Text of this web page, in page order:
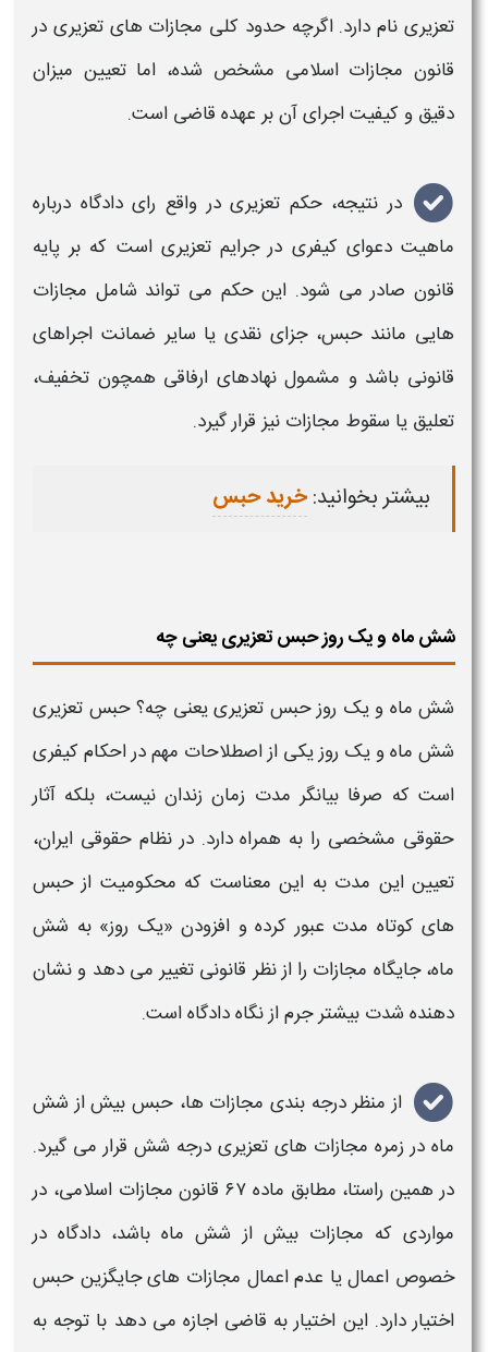
تعزیرینام دارد. اگرچه حدود کلی مجازات هایتعزیری در
قانون مجازات اسلامی مشخص شده، اما تعیین میزان
دقیق و کیفیت اجرای آن بر عهده قاضی است.
در نتیجه،حکم تعزیریدر واقع رای دادگاه درباره
ماهیت دعوای کیفری در جرایمتعزیریاست که بر پایه
قانون صادر می شود. اینحکم می تواند شامل مجازات
هایی مانندحبس، جزای نقدی یا سایر ضمانت اجراهای
قانونی باشد و مشمول نهادهای ارفاقی همچون تخفیف،
تعلیق یا سقوط مجازات نیز قرار گیرد.
بیشتر بخوانید:خرید حبس
شش ماه و یک روز حبس تعزیری یعنی چه
شش ماه و یک روز حبس تعزیری یعنی چه؟حبس تعزیری
شش ماه و یک روزیکی از اصطلاحات مهم در احکام کیفری
است که صرفا بیانگر مدت زمان زنداننیست، بلکه آثار
حقوقی مشخصی را به همراه دارد. در نظام حقوقی ایران،
تعیین این مدت به این معناست که محکومیت از حبس
های کوتاه مدت عبور کرده و افزودن «یک روز» به شش
ماه، جایگاه مجازات را از نظر قانونی تغییر می دهد و نشان
دهنده شدت بیشتر جرم از نگاه دادگاه است.
از منظر درجه بندی مجازات ها، حبس بیش از شش
ماه در زمره مجازات های تعزیری درجه شش قرار می گیرد.
در همین راستا، مطابق ماده ۶۷ قانون مجازات اسلامی، در
مواردی که مجازات بیش از شش ماه باشد، دادگاه در
خصوص اعمال یا عدم اعمال مجازات های جایگزین حبس
اختیار دارد. این اختیار به قاضی اجازه می دهد با توجه به